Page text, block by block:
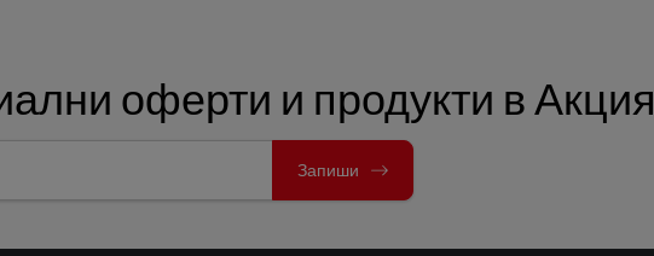
оферти и продукти в Акция
Запиши